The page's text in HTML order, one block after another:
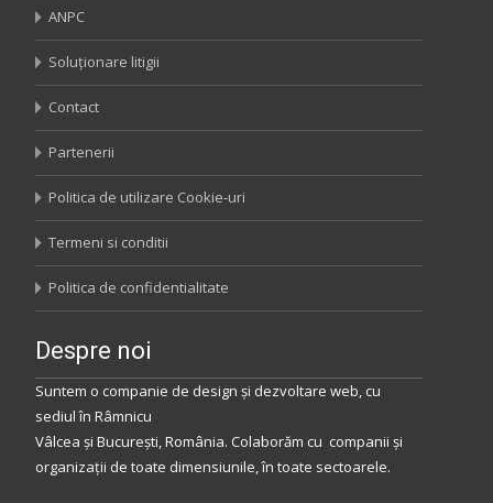
ANPC
Soluționare litigii
Contact
Partenerii
Politica de utilizare Cookie-uri
Termeni si conditii
Politica de confidentialitate
Despre noi
Suntem o companie de design și dezvoltare web, cu
sediulîn Râmnicu
Vâlcea și București,România. Colaborăm cu companii și
organizații de toate dimensiunile, în toate sectoarele.